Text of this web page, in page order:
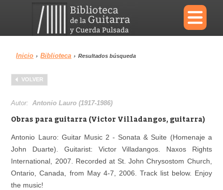
×
Menu
Biblioteca
Área personal Reproductor
Inicio › Biblioteca › Resultados búsqueda
VOLVER
Autor:Antonio Lauro (1917-1986)
Obras para guitarra (Victor Villadangos, guitarra)
Antonio Lauro: Guitar Music 2 - Sonata & Suite (Homenaje a
John Duarte). Guitarist: Victor Villadangos. Naxos Rights
International, 2007. Recorded at St. John Chrysostom Church,
Ontario, Canada, from May 4-7, 2006. Track list below. Enjoy
the music!